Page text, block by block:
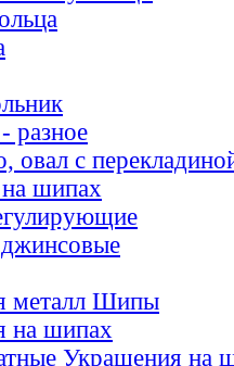
разное
овал с
шипах
металл Шипы
на шипах
Украшения на